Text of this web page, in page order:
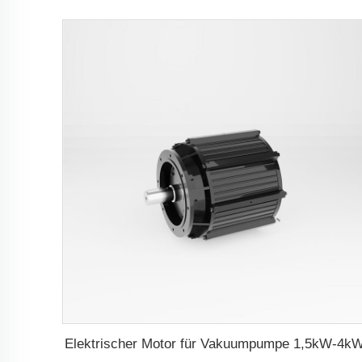
Elektrischer Motor für Vakuumpumpe 1,5kW-